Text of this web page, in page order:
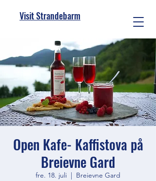
Visit Strandebarm
Open Kafe- Kaffistova på
Breievne Gard
fre. 18. juli
  |
Breievne Gard